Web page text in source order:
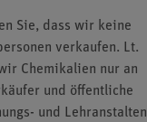
Sie, dass wir keine
verkaufen. Lt.
Chemikalien nur an
und öffentliche
und Lehranstalten